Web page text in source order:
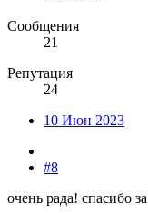
Сообщения
21
Репутация
24
10 Июн 2023
#8
очень рада! спасибо